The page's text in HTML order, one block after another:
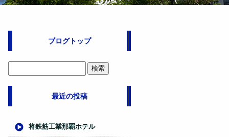
ブログトップ
最近の投稿
将鉄筋工業那覇ホテル